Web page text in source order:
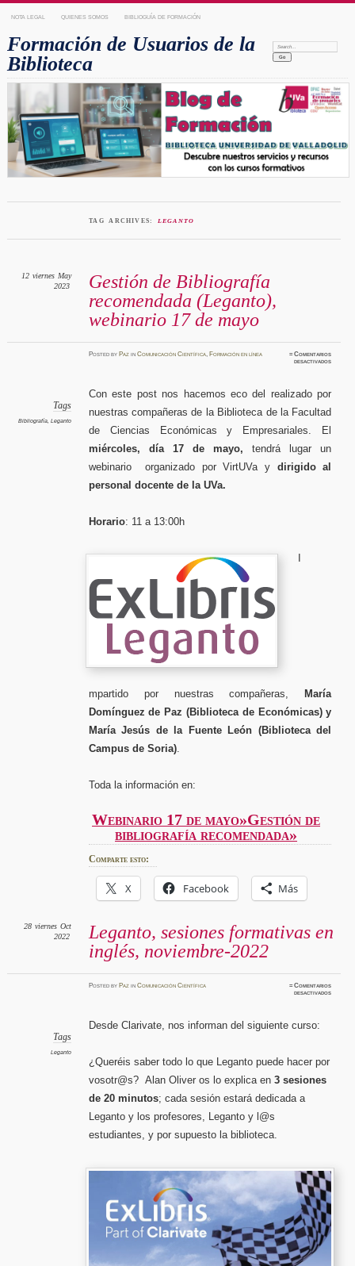
NOTA LEGAL QUIENES SOMOS BIBLIOGUÍA DE FORMACIÓN
Formación de Usuarios de la
Biblioteca
Search:
TAG ARCHIVES: LEGANTO
Gestión de Bibliografía
recomendada (Leganto),
webinario 17 de mayo
12 viernes May
2023
PostedbyPaz inComunicación Científica ,Formación en línea ≈Comentarios
desactivadosen
17
de
Tags
Bibliografía, Leganto
Con este post nos hacemos eco del realizado por
nuestras compañeras de la Biblioteca de la Facultad
de Ciencias Económicas y Empresariales. El
miércoles, día 17 de mayo, tendrá lugar un
webinario organizado por VirtUVa y dirigido al
personal docente de la UVa.
Horario: 11 a 13:00h
I
mpartido por nuestras compañeras,
María
Domínguez de Paz (Biblioteca de Económicas) y
María Jesús de la Fuente León (Biblioteca del
Campus de Soria).
Toda la información en:
Webinario 17 de mayo»Gestión de
bibliografía recomendada»
Comparte esto:
X Facebook Más
Leganto, sesiones formativas en
inglés, noviembre-2022
28 viernes Oct
2022
Postedby Paz inComunicación Científica ≈Comentarios
desactivadosen
Tags
Leganto
Desde Clarivate, nos informan del siguiente curso:
¿Queréis saber todo lo que Leganto puede hacer por
vosotr@s? Alan Oliver os lo explica en 3 sesiones
de 20 minutos; cada sesión estará dedicada a
Leganto y los profesores, Leganto y l@s
estudiantes, y por supuesto la biblioteca.